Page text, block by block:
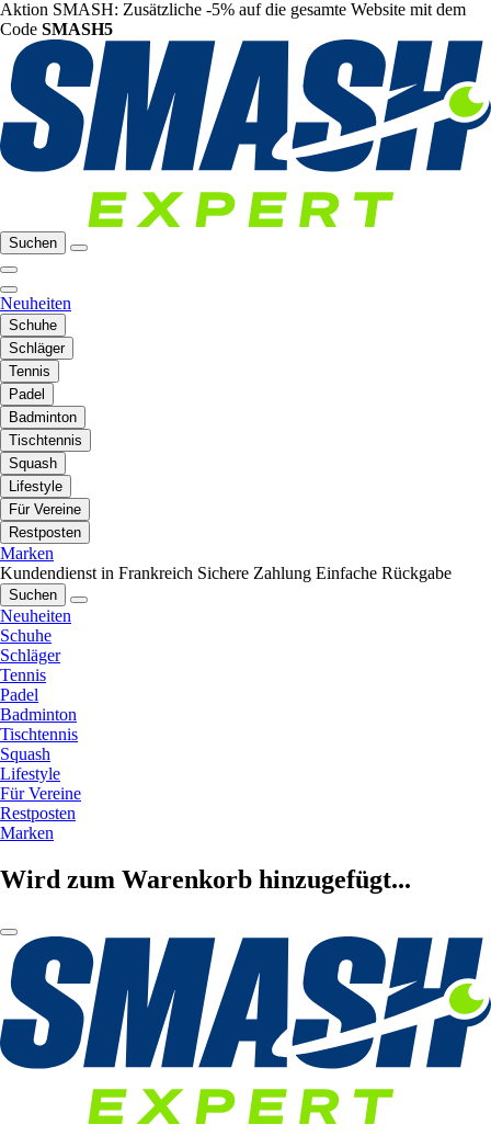
Aktion SMASH: Zusätzliche -5% auf die gesamte Website mit dem
Code SMASH5
Suchen
Neuheiten
Schuhe
Schläger
Tennis
Padel
Badminton
Tischtennis
Squash
Lifestyle
Für Vereine
Restposten
Marken
Kundendienst in Frankreich Sichere Zahlung Einfache Rückgabe
Suchen
Neuheiten
Schuhe
Schläger
Tennis
Padel
Badminton
Tischtennis
Squash
Lifestyle
Für Vereine
Restposten
Marken
Wird zum Warenkorb hinzugefügt...